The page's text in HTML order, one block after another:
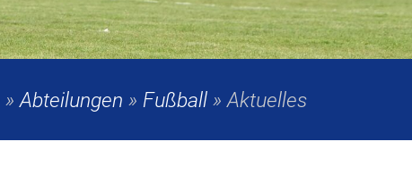
»Abteilungen » Fußball»Aktuelles